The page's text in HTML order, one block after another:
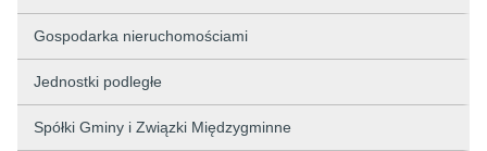
Gospodarka nieruchomościami
Jednostki podległe
Spółki Gminy i Związki Międzygminne